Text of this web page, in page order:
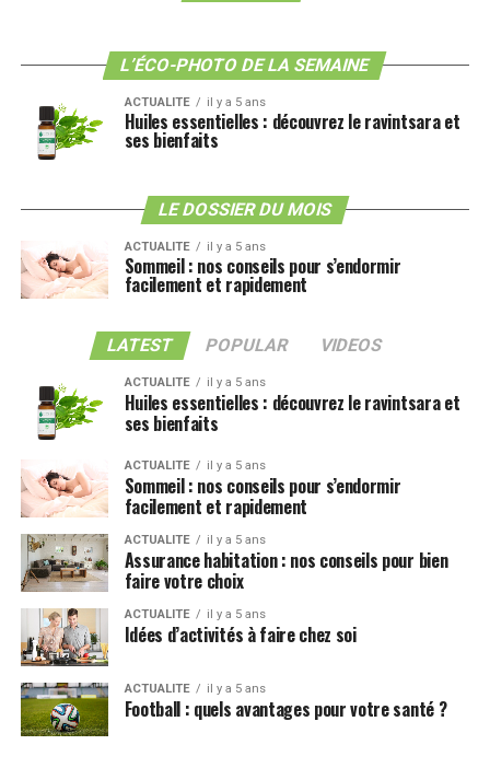
L’ÉCO-PHOTO DE LA SEMAINE
ACTUALITE il y a 5 ans
Huiles essentielles : découvrez le ravintsara et
ses bienfaits
LE DOSSIER DU MOIS
ACTUALITE il y a 5 ans
Sommeil : nos conseils pour s’endormir
facilement et rapidement
LATEST POPULAR VIDEOS
ACTUALITE il y a 5 ans
Huiles essentielles : découvrez le ravintsara et
ses bienfaits
ACTUALITE il y a 5 ans
Sommeil : nos conseils pour s’endormir
facilement et rapidement
ACTUALITE il y a 5 ans
Assurance habitation : nos conseils pour bien
faire votre choix
ACTUALITE il y a 5 ans
Idées d’activités à faire chez soi
ACTUALITE il y a 5 ans
Football : quels avantages pour votre santé ?